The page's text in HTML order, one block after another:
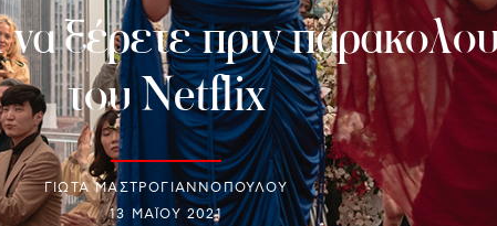
ξέρετε πριν
του Netflix
ΓΙΩΤΑ ΜΑΣΤΡΟΓΙΑΝΝΟΠΟΥΛΟΥ
13 ΜΑΪ́ΟΥ 2021